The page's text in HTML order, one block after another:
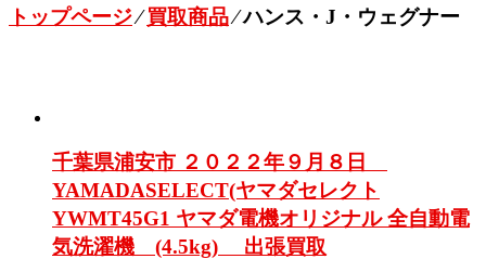
トップページ⁄買取商品⁄ハンス・J・ウェグナー
千葉県浦安市 ２０２２年９月８日
YAMADASELECT(ヤマダセレクト
YWMT45G1 ヤマダ電機オリジナル 全自動電
気洗濯機 (4.5kg) 出張買取